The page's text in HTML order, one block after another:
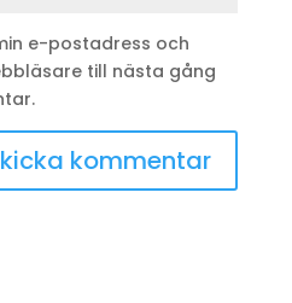
e-postadress och
till nästa gång